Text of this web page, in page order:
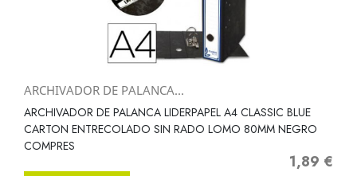
ARCHIVADOR DE PALANCA...
ARCHIVADOR DE PALANCA LIDERPAPEL A4 CLASSIC BLUE
CARTON ENTRECOLADO SIN RADO LOMO 80MM NEGRO
COMPRES
Precio
1,89 €